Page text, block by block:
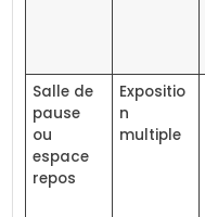
Salle de
pause
ou
espace
repos
Expositio
n
multiple